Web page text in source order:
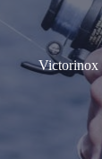
Victorinox